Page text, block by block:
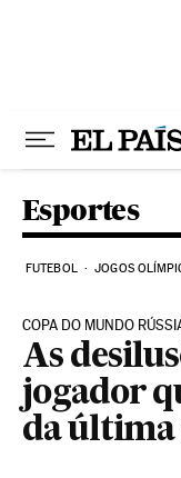
Esportes
FUTEBOL JOGOS
COPA DO MUNDO
As
jogador
da última